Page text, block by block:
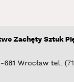
Zachęty Sztuk
Wrocław tel.